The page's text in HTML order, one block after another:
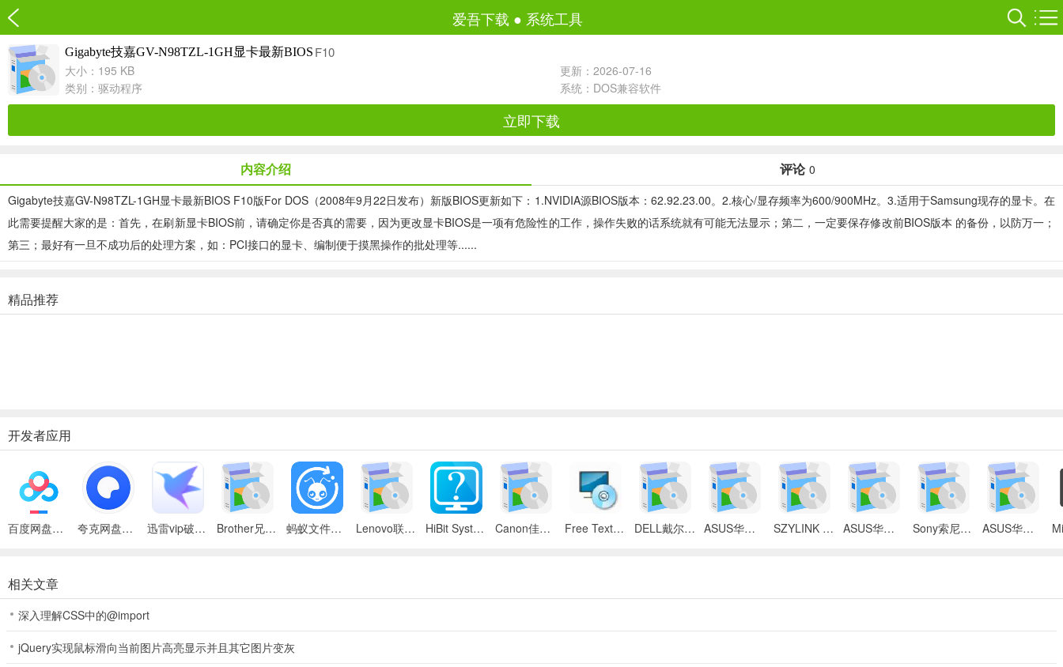
爱吾下载 ● 系统工具
Gigabyte技嘉GV-N98TZL-1GH显卡最新BIOS F10
大小：195 KB
更新：2026-07-16
类别： 驱动程序 系统：DOS兼容软件
立即下载
内容介绍 评论 0
Gigabyte技嘉GV-N98TZL-1GH显卡最新BIOS F10版For DOS（2008年9月22日发布）新版BIOS更新如下：1.NVIDIA源BIOS版本：62.92.23.00。2.核心/显存频率为600/900MHz。3.适用于Samsung现存的显卡。在
此需要提醒大家的是：首先，在刷新显卡BIOS前，请确定你是否真的需要，因为更改显卡BIOS是一项有危险性的工作，操作失败的话系统就有可能无法显示；第二，一定要保存修改前BIOS版本 的备份，以防万一；
第三；最好有一旦不成功后的处理方案，如：PCI接口的显卡、编制便于摸黑操作的批处理等......
精品推荐
开发者应用
百度网盘绿色免安装Pc电脑版 夸克网盘官方正式版 迅雷vip破解版永久会员2024版 Brother兄弟 MFC-8480DN多功能一体机ISIS驱动 蚂蚁文件（数据恢复大师） Lenovo联想 ThinkPad SL300/SL400/SL500笔记本BIOS HiBit System Information(系统信息检测工具) Canon佳能 iR 2545i数码复合机UFR II驱动 Free Text to Speech DELL戴尔 Inspiron 11z笔记本触摸板驱动 ASUS华硕 X87Q笔记本 无线网络控制器应用程序 SZYLINK CDMA_CARD 1501A无线上网卡 ASUS华硕 G50V笔记本电脑无线网卡驱动 Sony索尼VGN-P3系列笔记本Intel无线网卡驱动 ASUS华硕S2Ne笔记本电脑主板BIOS
相关文章
深入理解CSS中的@import
jQuery实现鼠标滑向当前图片高亮显示并且其它图片变灰